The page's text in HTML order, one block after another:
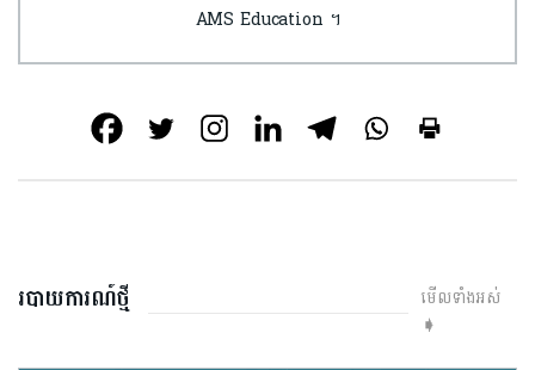
AMS Education ។
របាយការណ៍ថ្មី
មើលទាំងអស់
➧